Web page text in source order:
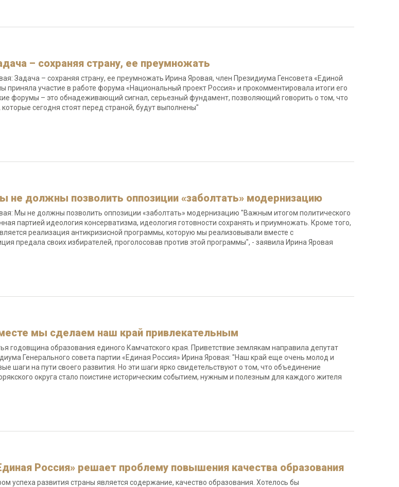
– сохраняя страну, ее преумножать
Задача – сохраняя страну, ее преумножать Ирина Яровая, член Президиума Генсовета «Единой
приняла участие в работе форума «Национальный проект Россия» и прокомментировала итоги его
форумы – это обнадеживающий сигнал, серьезный фундамент, позволяющий говорить о том, что
сегодня стоят перед страной, будут выполнены"
не должны позволить оппозиции «заболтать» модернизацию
Мы не должны позволить оппозиции «заболтать» модернизацию "Важным итогом политического
партией идеология консерватизма, идеология готовности сохранять и приумножать. Кроме того,
реализация антикризисной программы, которую мы реализовывали вместе с
предала своих избирателей, проголосовав против этой программы", - заявила Ирина Яровая
мы сделаем наш край привлекательным
годовщина образования единого Камчатского края. Приветствие землякам направила депутат
Генерального совета партии «Единая Россия» Ирина Яровая: "Наш край еще очень молод и
шаги на пути своего развития. Но эти шаги ярко свидетельствуют о том, что объединение
округа стало поистине историческим событием, нужным и полезным для каждого жителя
Россия» решает проблему повышения качества образования
успеха развития страны является содержание, качество образования. Хотелось бы